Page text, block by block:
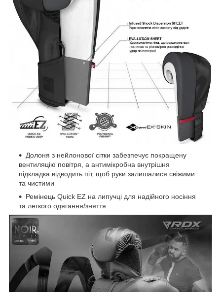
Долоня з нейлонової сітки забезпечує покращену
вентиляцію повітря, а антимікробна внутрішня
підкладка відводить піт, щоб руки залишалися свіжими
та чистими
Ремінець Quick EZ на липучці для надійного носіння
та легкого одягання/зняття